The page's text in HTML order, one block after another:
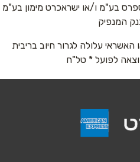
בע"מ ו/או ישראכרט מימון בע"מ
המנפיק
עלולה לגרור חיוב בריבית
הוצאה לפועל * טל"ח